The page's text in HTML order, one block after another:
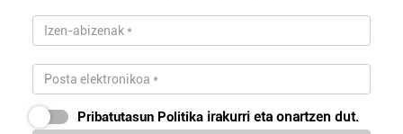
Pribatutasun Politika irakurri eta onartzen dut.